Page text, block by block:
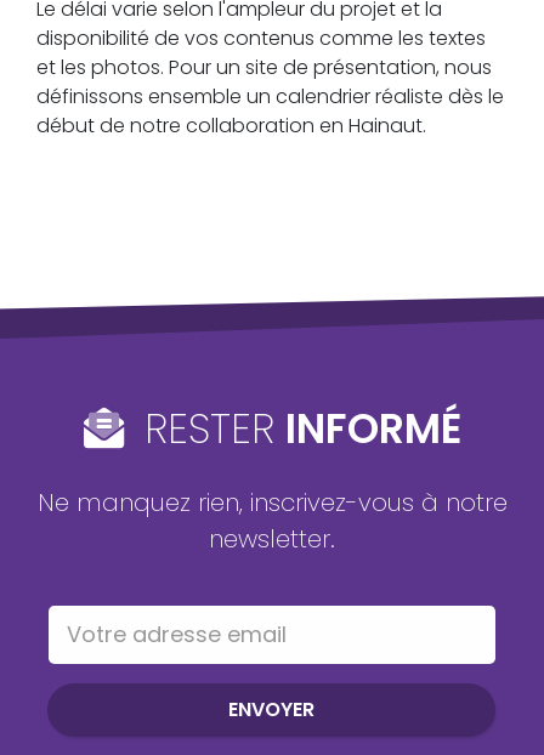
Le délai varie selon l'ampleur du projet et la
disponibilité de vos contenus comme les textes
et les photos. Pour un site de présentation, nous
définissons ensemble un calendrier réaliste dès le
début de notre collaboration en Hainaut.
RESTER INFORMÉ
Ne manquez rien, inscrivez-vous à notre
newsletter.
Votre adresse email
ENVOYER